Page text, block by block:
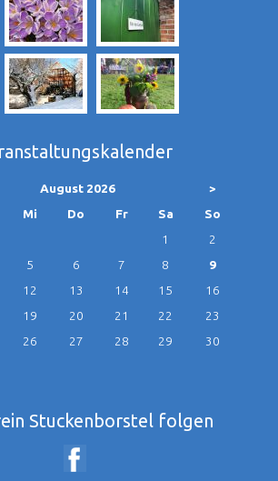
August 2026
>
enstag
Mi ttwoch
Do nnerstag
Freitag SamstagSonntag
1
2
5 6 7 8
9
12 13 14 15
16
19 20 21 22
23
26 27 28 29
30
Stuckenborstel folgen